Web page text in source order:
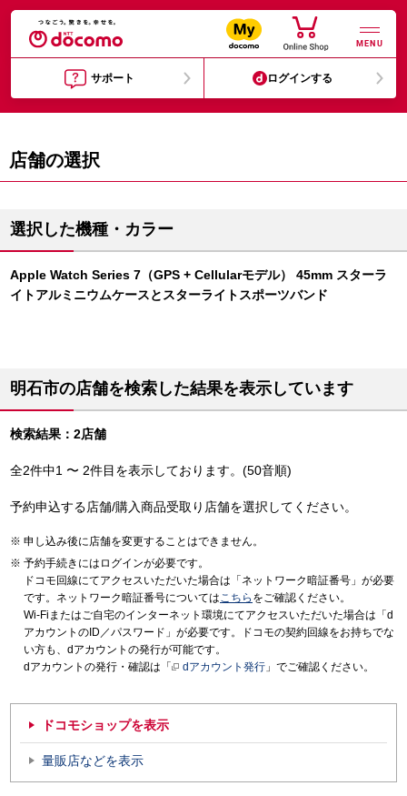
MENU
サポート ログインする
店舗の選択
選択した機種・カラー
Apple Watch Series 7（GPS + Cellularモデル） 45mm スターラ
イトアルミニウムケースとスターライトスポーツバンド
明石市の店舗を検索した結果を表示しています
検索結果：2店舗
全2件中1 〜 2件目を表示しております。(50音順)
予約申込する店舗/購入商品受取り店舗を選択してください。
申し込み後に店舗を変更することはできません。
予約手続きにはログインが必要です。
ドコモ回線にてアクセスいただいた場合は「ネットワーク暗証番号」が必要
です。ネットワーク暗証番号についてはこちら をご確認ください。
Wi-Fiまたはご自宅のインターネット環境にてアクセスいただいた場合は「d
アカウントのID／パスワード」が必要です。ドコモの契約回線をお持ちでな
い方も、dアカウントの発行が可能です。
dアカウントの発行・確認は「
dアカウント発行 」でご確認ください。
ドコモショップを表示
量販店などを表示